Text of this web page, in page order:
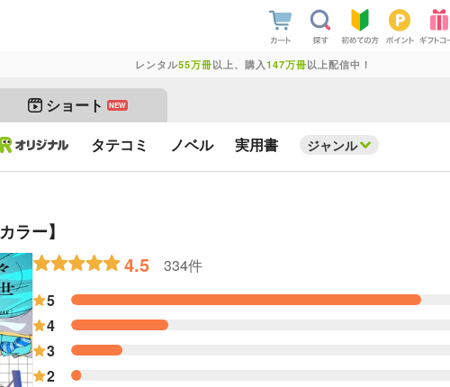
レンタル55万冊以上、購入 147万冊以上配信中！
ショート NEW
タテコミ ノベル 実用書 ジャンル
ラー】
4.5
334件
5
4
3
2